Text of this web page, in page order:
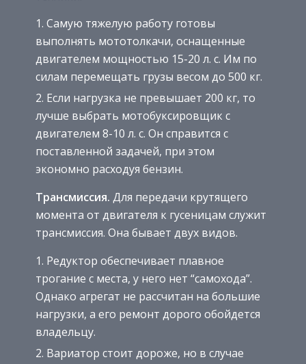
Самую тяжелую работу готовы
выполнять мототолкачи, оснащенные
двигателем мощностью 15-20 л. с. Им по
силам перемещать грузы весом до 500 кг.
Если нагрузка не превышает 200 кг, то
лучше выбрать мотобуксировщик с
двигателем 8-10 л. с. Он справится с
поставленной задачей, при этом
экономно расходуя бензин.
Трансмиссия. Для передачи крутящего
момента от двигателя к гусеницам служит
трансмиссия. Она бывает двух видов.
Редуктор обеспечивает плавное
трогание с места, у него нет “самохода”.
Однако агрегат не рассчитан на большие
нагрузки, а его ремонт дорого обойдется
владельцу.
Вариатор стоит дороже, но в случае